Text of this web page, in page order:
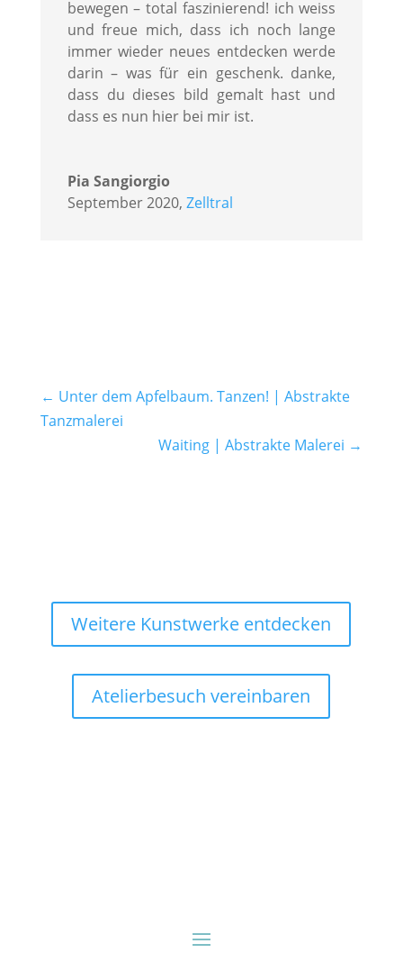
bewegen – total faszinierend! ich weiss
und freue mich, dass ich noch lange
immer wieder neues entdecken werde
darin – was für ein geschenk. danke,
dass du dieses bild gemalt hast und
dass es nun hier bei mir ist.
Pia Sangiorgio
September 2020, Zelltral
← Unter dem Apfelbaum. Tanzen! | Abstrakte
Tanzmalerei
Waiting | Abstrakte Malerei →
Weitere Kunstwerke entdecken
Atelierbesuch vereinbaren